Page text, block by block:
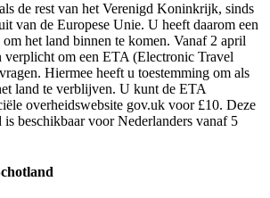
de rest van het Verenigd Koninkrijk, sinds
van de Europese Unie. U heeft daarom een
het land binnen te komen. Vanaf 2 april
verplicht om een ETA (Electronic Travel
Hiermee heeft u toestemming om als
land te verblijven. U kunt de ETA
overheidswebsite gov.uk voor £10. Deze
beschikbaar voor Nederlanders vanaf 5